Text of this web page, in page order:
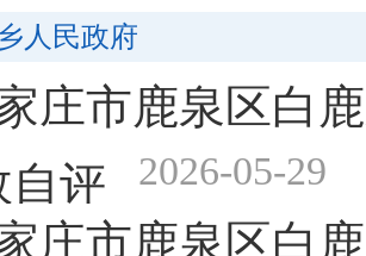
人民政府
庄市鹿泉区白
自评 2026-05-29
庄市鹿泉区白